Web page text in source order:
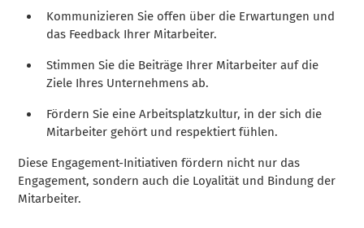
Kommunizieren Sie offen über die Erwartungen und
das Feedback Ihrer Mitarbeiter.
Stimmen Sie die Beiträge Ihrer Mitarbeiter auf die
Ziele Ihres Unternehmens ab.
Fördern Sie eine Arbeitsplatzkultur, in der sich die
Mitarbeiter gehört und respektiert fühlen.
Diese Engagement-Initiativen fördern nicht nur das
Engagement, sondern auch die Loyalität und Bindung der
Mitarbeiter.